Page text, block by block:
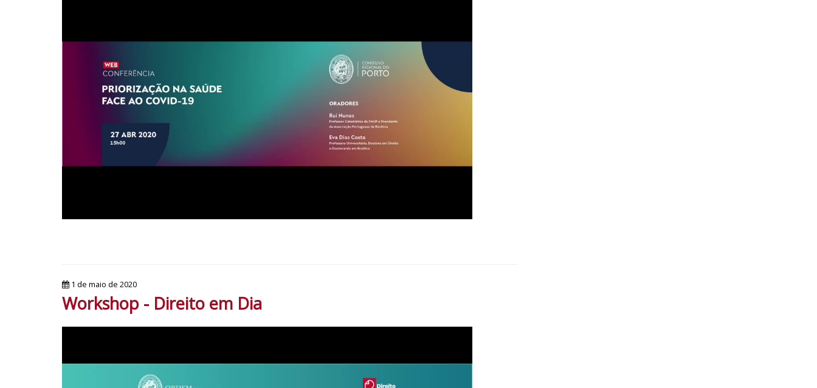
1 de maio de 2020
Workshop - Direito em Dia